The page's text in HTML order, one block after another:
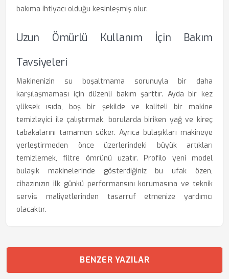
bakıma ihtiyacı olduğu kesinleşmiş olur.
Uzun Ömürlü Kullanım İçin Bakım
Tavsiyeleri
Makinenizin su boşaltmama sorunuyla bir daha
karşılaşmaması için düzenli bakım şarttır. Ayda bir kez
yüksek ısıda, boş bir şekilde ve kaliteli bir makine
temizleyici ile çalıştırmak, borularda biriken yağ ve kireç
tabakalarını tamamen söker. Ayrıca bulaşıkları makineye
yerleştirmeden önce üzerlerindeki büyük artıkları
temizlemek, filtre ömrünü uzatır. Profilo yeni model
bulaşık makinelerinde gösterdiğiniz bu ufak özen,
cihazınızın ilk günkü performansını korumasına ve teknik
servis maliyetlerinden tasarruf etmenize yardımcı
olacaktır.
BENZER YAZILAR